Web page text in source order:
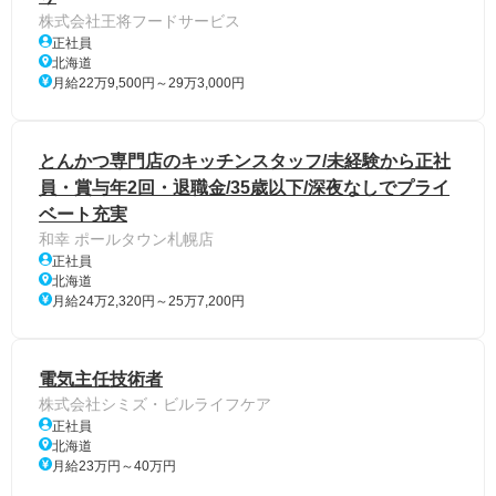
株式会社王将フードサービス
正社員
北海道
月給22万9,500円～29万3,000円
とんかつ専門店のキッチンスタッフ/未経験から正社
員・賞与年2回・退職金/35歳以下/深夜なしでプライ
ベート充実
和幸 ポールタウン札幌店
正社員
北海道
月給24万2,320円～25万7,200円
電気主任技術者
株式会社シミズ・ビルライフケア
正社員
北海道
月給23万円～40万円